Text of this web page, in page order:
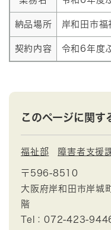
納品場所 岸和田市
契約内容 令和6年度
このページに関す
福祉部 障害者支援
〒596-8510
大阪府岸和田市岸
階
Tel：072-423-